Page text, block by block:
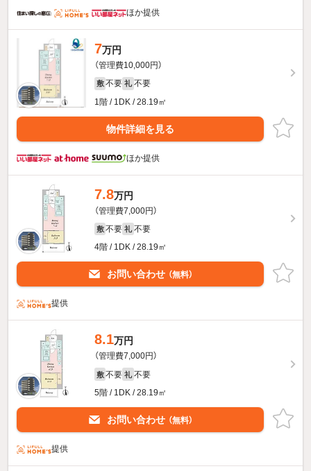
ほか提供
7万円
（管理費10,000円）
敷 不要 礼 不要
1階 / 1DK / 28.19㎡
物件詳細を見る
ほか提供
7.8万円
（管理費7,000円）
敷 不要 礼 不要
4階 / 1DK / 28.19㎡
お問い合わせ （無料）
提供
8.1万円
（管理費7,000円）
敷 不要 礼 不要
5階 / 1DK / 28.19㎡
お問い合わせ （無料）
提供